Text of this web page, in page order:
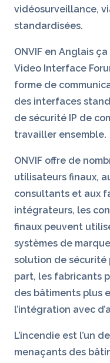
vidéosurveillance,
standardisées.
ONVIF en Anglais
Video Interface
forme de
des interfaces
de sécurité IP de
travailler ensemble.
ONVIF offre de
utilisateurs finaux,
consultants et aux
intégrateurs, les
finaux peuvent
systèmes de
solution de sécurité
part, les fabricants
des bâtiments plus
l’intégration avec
L’incendie est l’un
menaçants des